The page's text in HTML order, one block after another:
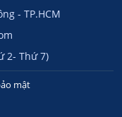
- TP.HCM
2- Thứ 7)
mật